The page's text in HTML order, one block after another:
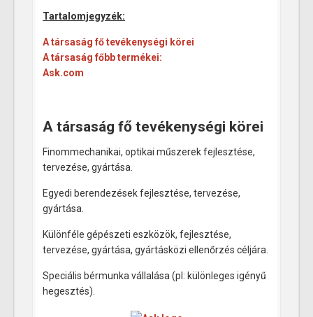
Tartalomjegyzék:
A társaság fő tevékenységi körei
A társaság főbb termékei:
Ask.com
A társaság fő tevékenységi körei
Finommechanikai, optikai műszerek fejlesztése,
tervezése, gyártása.
Egyedi berendezések fejlesztése, tervezése,
gyártása.
Különféle gépészeti eszközök, fejlesztése,
tervezése, gyártása, gyártásközi ellenőrzés céljára.
Speciális bérmunka vállalása (pl: különleges igényű
hegesztés).